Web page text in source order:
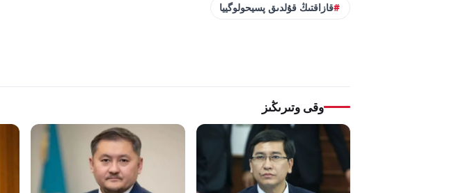
قازاقتىڭ قۇلدىق پسيحولوگييا
وقى وتىرىڭىز